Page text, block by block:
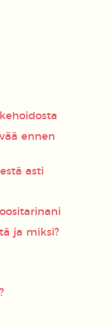
ennen
asti
ja miksi?